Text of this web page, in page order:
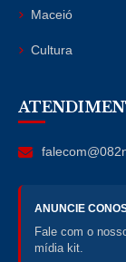
Maceió
Cultura
ANUNCIE
Fale com o
mídia kit.